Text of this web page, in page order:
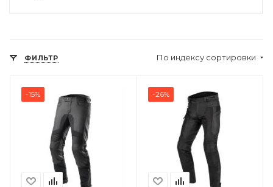
ФИЛЬТР По индексу сортировки
-15% -26%